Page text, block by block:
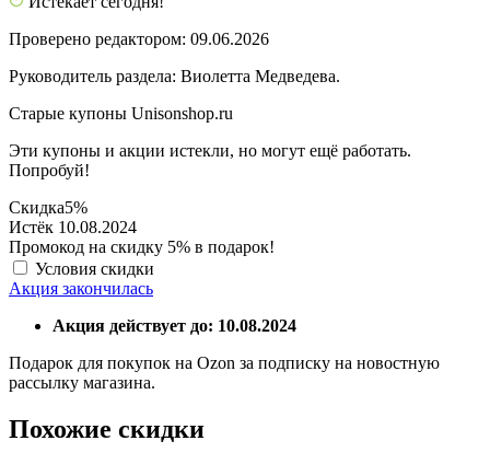
Проверено редактором: 09.06.2026
Руководитель раздела: Виолетта Медведева.
Старые купоны Unisonshop.ru
Эти купоны и акции истекли, но могут ещё работать.
Попробуй!
Скидка5%
Истёк 10.08.2024
Промокод на скидку 5% в подарок!
Условия скидки
Акция закончилась
Акция действует до: 10.08.2024
Подарок для покупок на Ozon за подписку на новостную
рассылку магазина.
Похожие скидки